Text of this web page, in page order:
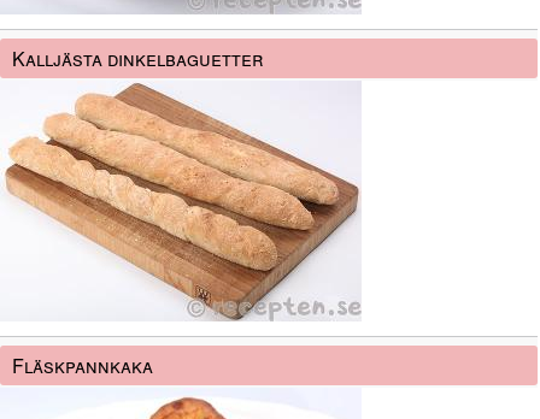
Kalljästa dinkelbaguetter
Fläskpannkaka